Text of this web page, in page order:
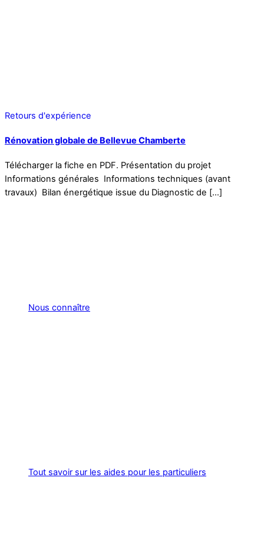
Retours d'expérience
Rénovation globale de Bellevue Chamberte
Télécharger la fiche en PDF. Présentation du projet
Informations générales Informations techniques (avant
travaux) Bilan énergétique issue du Diagnostic de […]
Nous connaître
Tout savoir sur les aides pour les particuliers